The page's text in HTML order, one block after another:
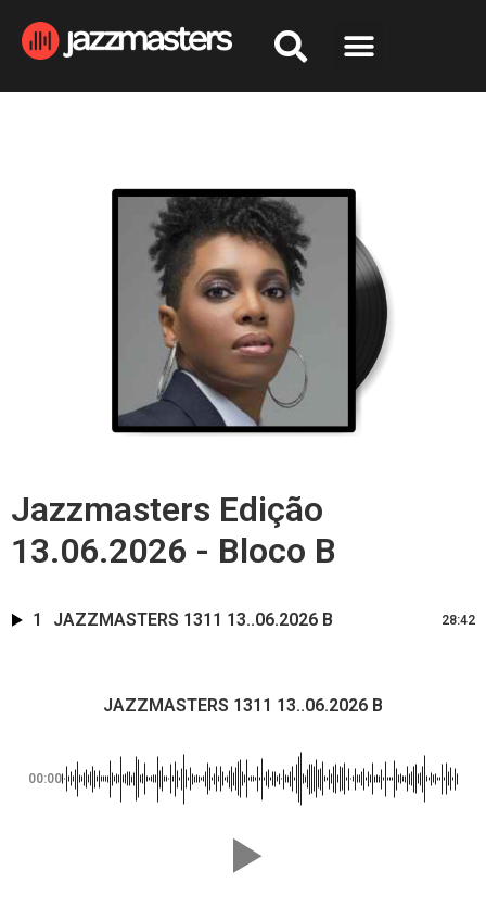
Jazzmasters Edição
13.06.2026 - Bloco B
1 JAZZMASTERS 1311 13..06.2026 B 28:42
JAZZMASTERS 1311 13..06.2026 B
00:00